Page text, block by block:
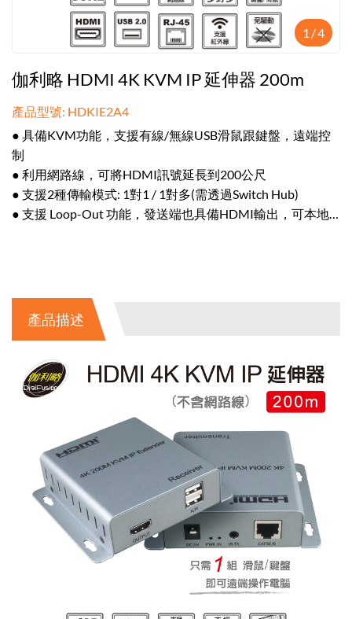
1 /4
伽利略 HDMI 4K KVM IP 延伸器 200m
產品型號: HDKIE2A4
● 具備KVM功能，支援有線/無線USB滑鼠跟鍵盤，遠端控
制
● 利用網路線，可將HDMI訊號延長到200公尺
● 支援2種傳輸模式: 1對1 / 1對多(需透過Switch Hub)
● 支援 Loop-Out 功能，發送端也具備HDMI輸出，可本地
產品描述